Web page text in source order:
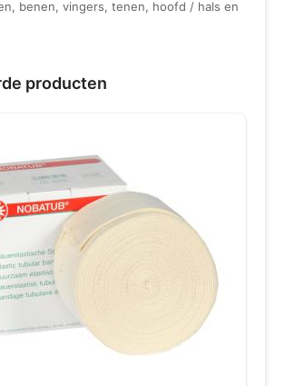
benen, vingers, tenen, hoofd / hals en
producten